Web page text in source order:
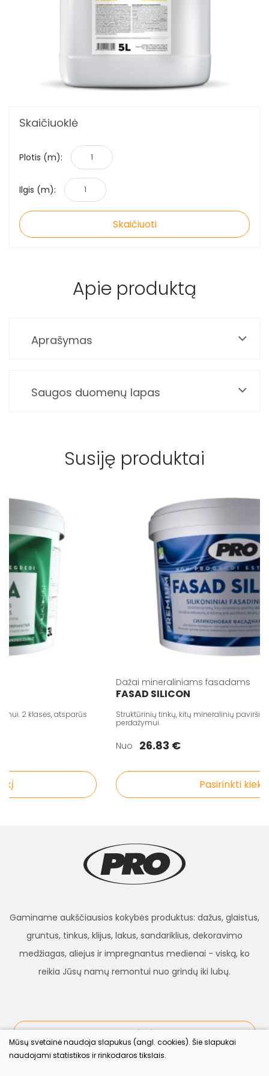
Skaičiuoklė
Plotis (m):
Ilgis (m):
Skaičiuoti
Apie produktą
Aprašymas
Saugos duomenų lapas
Susiję produktai
2 klasės, atsparūs
Dažai mineraliniams fasadams
FASAD SILICON
Struktūrinių tinkų, kitų mineralinių paviršių
perdažymui.
Nuo 26.83 €
Pasirinkti kiekį
Gaminame aukščiausios kokybės produktus: dažus, glaistus,
gruntus, tinkus, klijus, lakus, sandariklius, dekoravimo
medžiagas, aliejus ir impregnantus medienai - viską, ko
reikia Jūsų namų remontui nuo grindų iki lubų.
procolor.lt
Mūsų svetainė naudoja slapukus (angl. cookies). Šie slapukai
naudojami statistikos ir rinkodaros tikslais.